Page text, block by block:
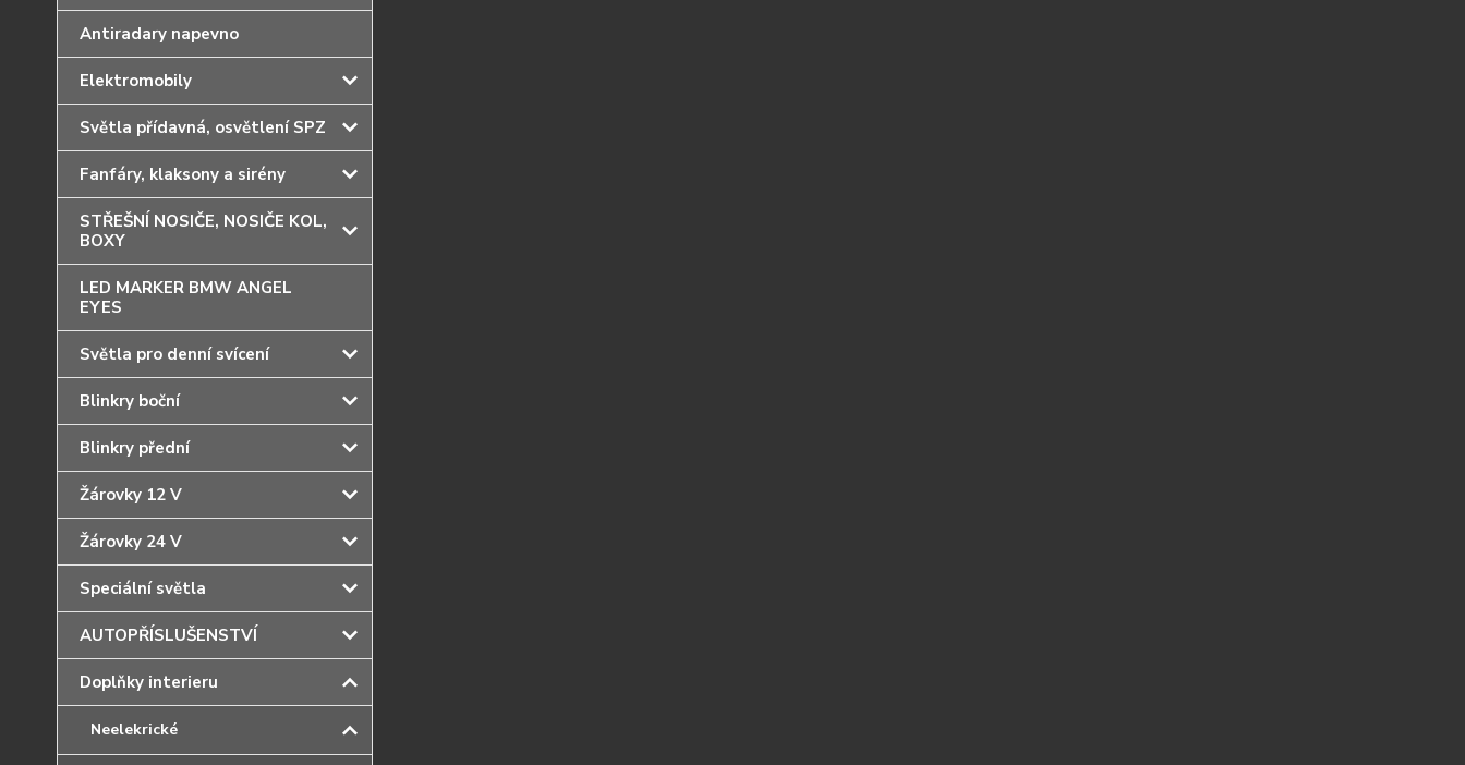
Antiradary napevno
Elektromobily
Světla přídavná, osvětlení SPZ
Fanfáry, klaksony a sirény
STŘEŠNÍ NOSIČE, NOSIČE KOL,
BOXY
LED MARKER BMW ANGEL
EYES
Světla pro denní svícení
Blinkry boční
Blinkry přední
Žárovky 12 V
Žárovky 24 V
Speciální světla
AUTOPŘÍSLUŠENSTVÍ
Doplňky interieru
Neelekrické